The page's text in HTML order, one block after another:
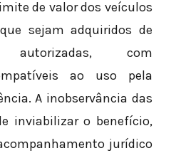
de valor dos veículos
sejam adquiridos de
autorizadas, com
ao uso pela
A inobservância das
inviabilizar o benefício,
jurídico